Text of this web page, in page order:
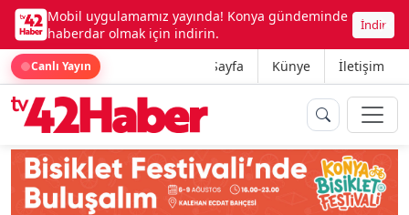
Mobil uygulamamız yayında! Konya gündeminde
haberdar olmak için indirin.
İndir
Canlı Yayın Ana Sayfa Künye İletişim